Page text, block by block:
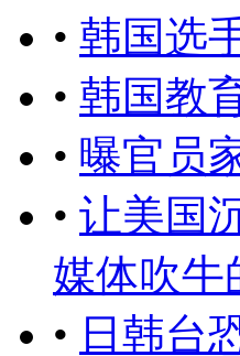
• 韩国选
• 韩国教
• 曝官员
• 让美国
媒体吹牛
• 日韩台